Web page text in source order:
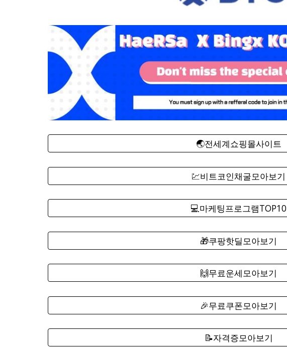
🌏전세계쇼핑몰사이트
💹비트코인채굴모아보기
💻마케팅프로그램TOP10
🎁쿠팡핫딜모아보기
🙌무료운세모아보기
🎉무료쿠폰모아보기
📝자격증모아보기